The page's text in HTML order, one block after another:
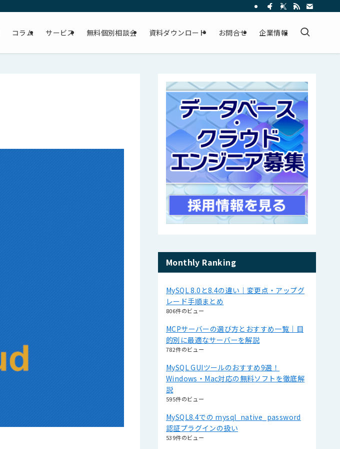
コラム サービス 無料個別相談会 資料ダウンロード お問合せ 企業情報
Monthly Ranking
MySQL 8.0と8.4の違い｜変更点・アップグ
レード手順まとめ
806件のビュー
MCPサーバーの選び方とおすすめ一覧｜目
的別に最適なサーバーを解説
782件のビュー
MySQL GUIツールのおすすめ9選！
Windows・Mac対応の無料ソフトを徹底解
説
595件のビュー
MySQL8.4での mysql_native_password
認証プラグインの扱い
539件のビュー